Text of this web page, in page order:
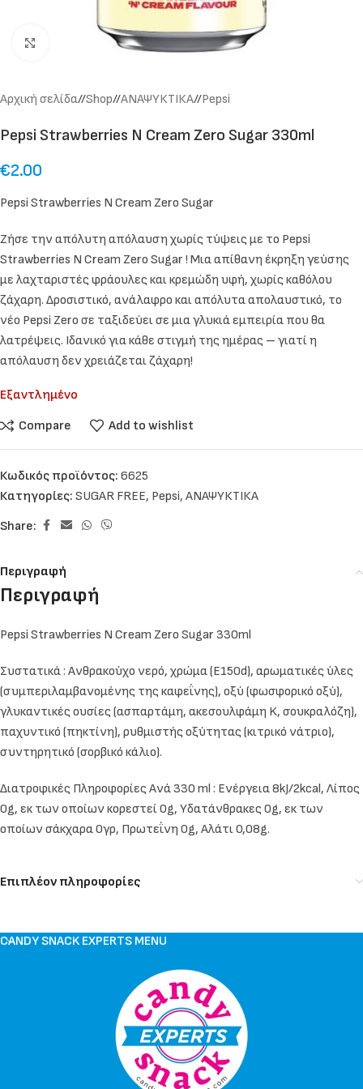
Click to enlarge
Αρχική σελίδα/ Shop/ ΑΝΑΨΥΚΤΙΚΑ/ Pepsi
Pepsi Strawberries N Cream Zero Sugar 330ml
€2.00
Pepsi Strawberries N Cream Zero Sugar
Ζήσε την απόλυτη απόλαυση χωρίς τύψεις με το Pepsi
Strawberries N Cream Zero Sugar ! Μια απίθανη έκρηξη γεύσης
με λαχταριστές φράουλες και κρεμώδη υφή, χωρίς καθόλου
ζάχαρη. Δροσιστικό, ανάλαφρο και απόλυτα απολαυστικό, το
νέο Pepsi Zero σε ταξιδεύει σε μια γλυκιά εμπειρία που θα
λατρέψεις. Ιδανικό για κάθε στιγμή της ημέρας – γιατί η
απόλαυση δεν χρειάζεται ζάχαρη!
Εξαντλημένο
Compare
Add to wishlist
Κωδικός προϊόντος: 6625
Κατηγορίες: SUGAR FREE, Pepsi, ΑΝΑΨΥΚΤΙΚΑ
Share:
Περιγραφή
Περιγραφή
Pepsi Strawberries N Cream Zero Sugar 330ml
Συστατικά : Ανθρακούχο νερό, χρώμα (E150d), αρωματικές ύλες
(συμπεριλαμβανομένης της καφεΐνης), οξύ (φωσφορικό οξύ),
γλυκαντικές ουσίες (ασπαρτάμη, ακεσουλφάμη K, σουκραλόζη),
παχυντικό (πηκτίνη), ρυθμιστής οξύτητας (κιτρικό νάτριο),
συντηρητικό (σορβικό κάλιο).
Διατροφικές Πληροφορίες Ανά 330 ml : Ενέργεια 8kJ/2kcal, Λίπος
0g, εκ των οποίων κορεστεί 0g, Υδατάνθρακες 0g, εκ των
οποίων σάκχαρα 0γρ, Πρωτεΐνη 0g, Αλάτι 0,08g.
Επιπλέον πληροφορίες
CANDY SNACK EXPERTS MENU